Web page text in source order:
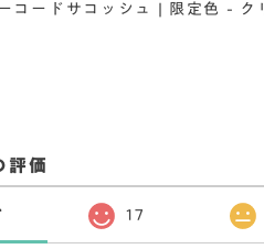
コードサコッシュ | 限定色 - ク
評価
17